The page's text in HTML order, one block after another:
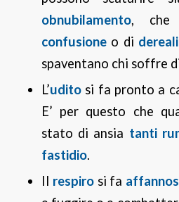
obnubilamento,
confusioneo di
spaventano chi soffre
L’uditosi fa pronto a
E’ per questo che
stato di ansia tanti
fastidio.
Il respirosi fa